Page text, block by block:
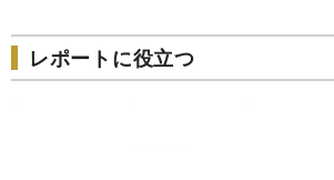
レポートに役立つ